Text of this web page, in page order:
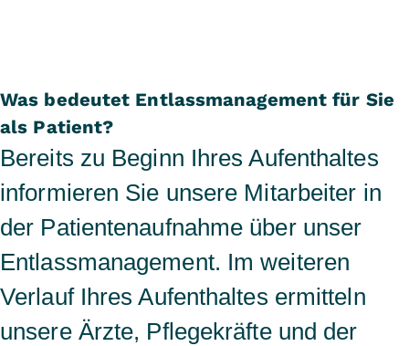
Was bedeutet Entlassmanagement für Sie
als Patient?
Bereits zu Beginn Ihres Aufenthaltes
informieren Sie unsere Mitarbeiter in
der Patientenaufnahme über unser
Entlassmanagement. Im weiteren
Verlauf Ihres Aufenthaltes ermitteln
unsere Ärzte, Pflegekräfte und der